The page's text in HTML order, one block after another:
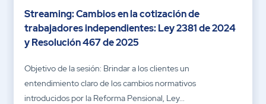
Streaming: Cambios en la cotización de
trabajadores independientes: Ley 2381 de 2024
y Resolución 467 de 2025
Objetivo de la sesión: Brindar a los clientes un
entendimiento claro de los cambios normativos
introducidos por la Reforma Pensional, Ley...